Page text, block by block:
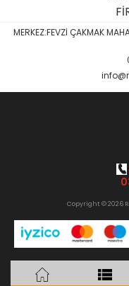
MERKEZ:FEVZİ ÇAKMAK
Copyright © 2026